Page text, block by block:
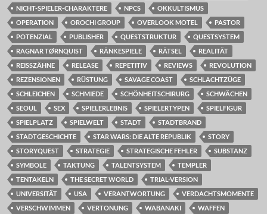
NICHT-SPIELER-CHARAKTERE
NPCS
OKKULTISMUS
OPERATION
OROCHI GROUP OVERLOOK MOTEL
PASTOR
POTENZIAL
PUBLISHER QUESTSTRUKTUR
QUESTSYSTEM
RAGNAR TØRNQUIST
RÄNKESPIELE RÄTSEL
REALITÄT
REISSZÄHNE
RELEASE REPETITIV REVIEWS
REVOLUTION
REZENSIONEN
RÜSTUNG SAVAGE COAST
SCHLACHTZÜGE
SCHLEICHEN
SCHMIEDE SCHÖNHEITSCHIRURG
SCHWÄCHEN
SEOUL
SEX SPIELERLEBNIS SPIELERTYPEN
SPIELFIGUR
SPIELPLATZ
SPIELWELT STADT
STADTBRAND
STADTGESCHICHTE
STAR WARS: DIE ALTE REPUBLIK
STORY
STORYQUEST
STRATEGIE STRATEGISCHE FEHLER
SUBSTANZ
SYMBOLE
TAKTUNG TALENTSYSTEM
TEMPLER
TENTAKELN
THE SECRET WORLD
TRIAL-VERSION
UNIVERSITÄT
USA VERANTWORTUNG
VERDACHTSMOMENTE
VERSCHWIMMEN
VERTONUNG WABANAKI WAFFEN